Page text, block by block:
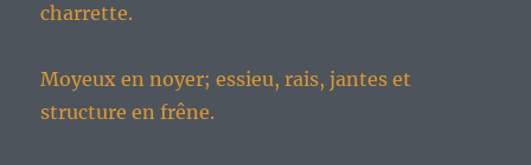
charrette.
Moyeux en noyer; essieu, rais, jantes et
structure en frêne.